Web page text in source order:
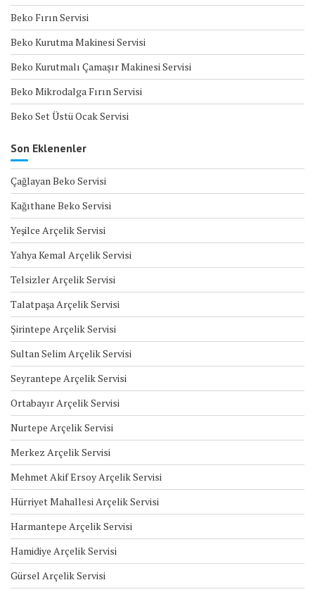
Beko Fırın Servisi
Beko Kurutma Makinesi Servisi
Beko Kurutmalı Çamaşır Makinesi Servisi
Beko Mikrodalga Fırın Servisi
Beko Set Üstü Ocak Servisi
Son Eklenenler
Çağlayan Beko Servisi
Kağıthane Beko Servisi
Yeşilce Arçelik Servisi
Yahya Kemal Arçelik Servisi
Telsizler Arçelik Servisi
Talatpaşa Arçelik Servisi
Şirintepe Arçelik Servisi
Sultan Selim Arçelik Servisi
Seyrantepe Arçelik Servisi
Ortabayır Arçelik Servisi
Nurtepe Arçelik Servisi
Merkez Arçelik Servisi
Mehmet Akif Ersoy Arçelik Servisi
Hürriyet Mahallesi Arçelik Servisi
Harmantepe Arçelik Servisi
Hamidiye Arçelik Servisi
Gürsel Arçelik Servisi